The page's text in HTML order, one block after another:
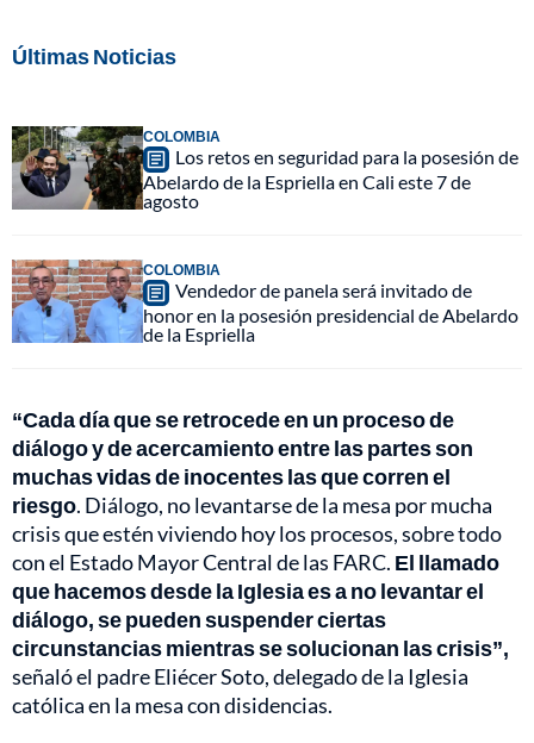
Últimas Noticias
COLOMBIA
Los retos en seguridad para la posesión de
Abelardo de la Espriella en Cali este 7 de
agosto
COLOMBIA
Vendedor de panela será invitado de
honor en la posesión presidencial de Abelardo
de la Espriella
“Cada día que se retrocede en un proceso de
diálogo y de acercamiento entre las partes son
muchas vidas de inocentes las que corren el
riesgo. Diálogo, no levantarse de la mesa por mucha
crisis que estén viviendo hoy los procesos, sobre todo
con el Estado Mayor Central de las FARC. El llamado
que hacemos desde la Iglesia es a no levantar el
diálogo, se pueden suspender ciertas
circunstancias mientras se solucionan las crisis”,
señaló el padre Eliécer Soto, delegado de la Iglesia
católica en la mesa con disidencias.